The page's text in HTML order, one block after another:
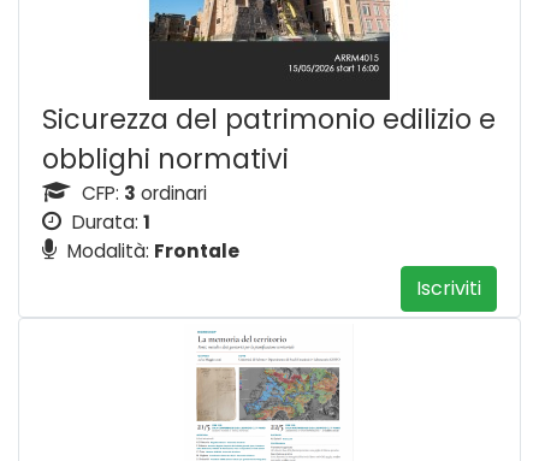
Sicurezza del patrimonio edilizio e
obblighi normativi
CFP: 3 ordinari
Durata: 1
Modalità: Frontale
Iscriviti